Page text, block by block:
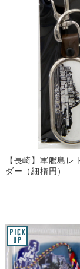
【長崎】軍艦島レ
ダー（細楕円）